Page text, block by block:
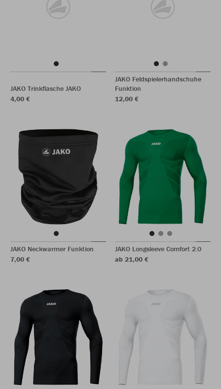
JAKO Trinkflasche JAKO
4,00 €
JAKO Feldspielerhandschuhe
Funktion
12,00 €
JAKO Neckwarmer Funktion
7,00 €
JAKO Longsleeve Comfort 2.0
ab 21,00 €